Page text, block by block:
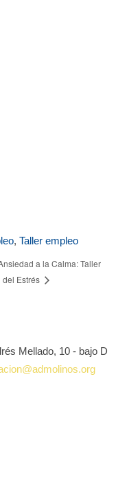
, Taller empleo
a la Calma: Taller
Estrés
Mellado, 10 - bajo D